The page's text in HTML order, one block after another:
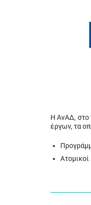
Η ΑνΑΔ, στο
έργων, τα